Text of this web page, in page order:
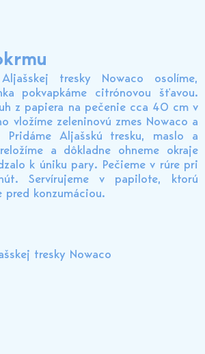
tresky Nowaco osolíme,
pokvapkáme citrónovou šťavou.
z papiera na pečenie cca 40 cm v
vložíme zeleninovú zmes Nowaco a
Pridáme Aljašskú tresku, maslo a
a dôkladne ohneme okraje
k úniku pary. Pečieme v rúre pri
Servírujeme v papilote, ktorú
pred konzumáciou.
tresky Nowaco